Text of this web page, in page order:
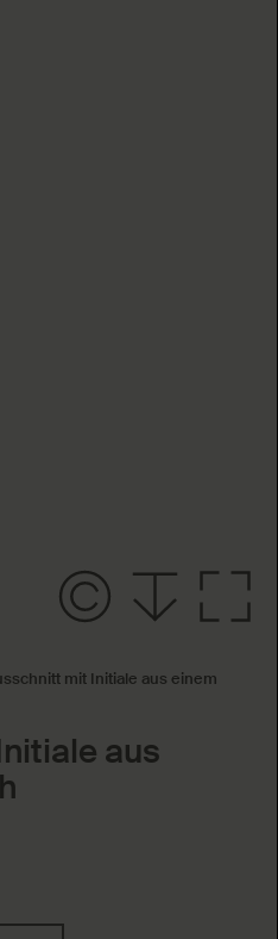
mit Initiale aus einem
aus